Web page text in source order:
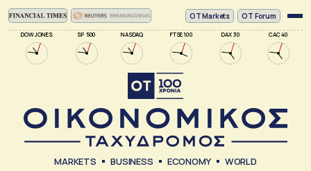
DOW JONES SP 500 NASDAQ FTSE 100 DAX 30 CAC 40
ΟΤ Markets OT Forum
MARKETS BUSINESS ECONOMY WORLD